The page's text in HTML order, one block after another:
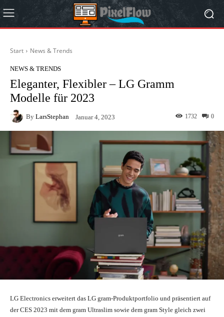
Start News & Trends
NEWS & TRENDS
Eleganter, Flexibler – LG Gramm
Modelle für 2023
By LarsStephan Januar 4, 2023 0
1732
LG Electronics erweitert das LG gram-Produktportfolio und präsentiert auf
der CES 2023 mit dem gram Ultraslim sowie dem gram Style gleich zwei